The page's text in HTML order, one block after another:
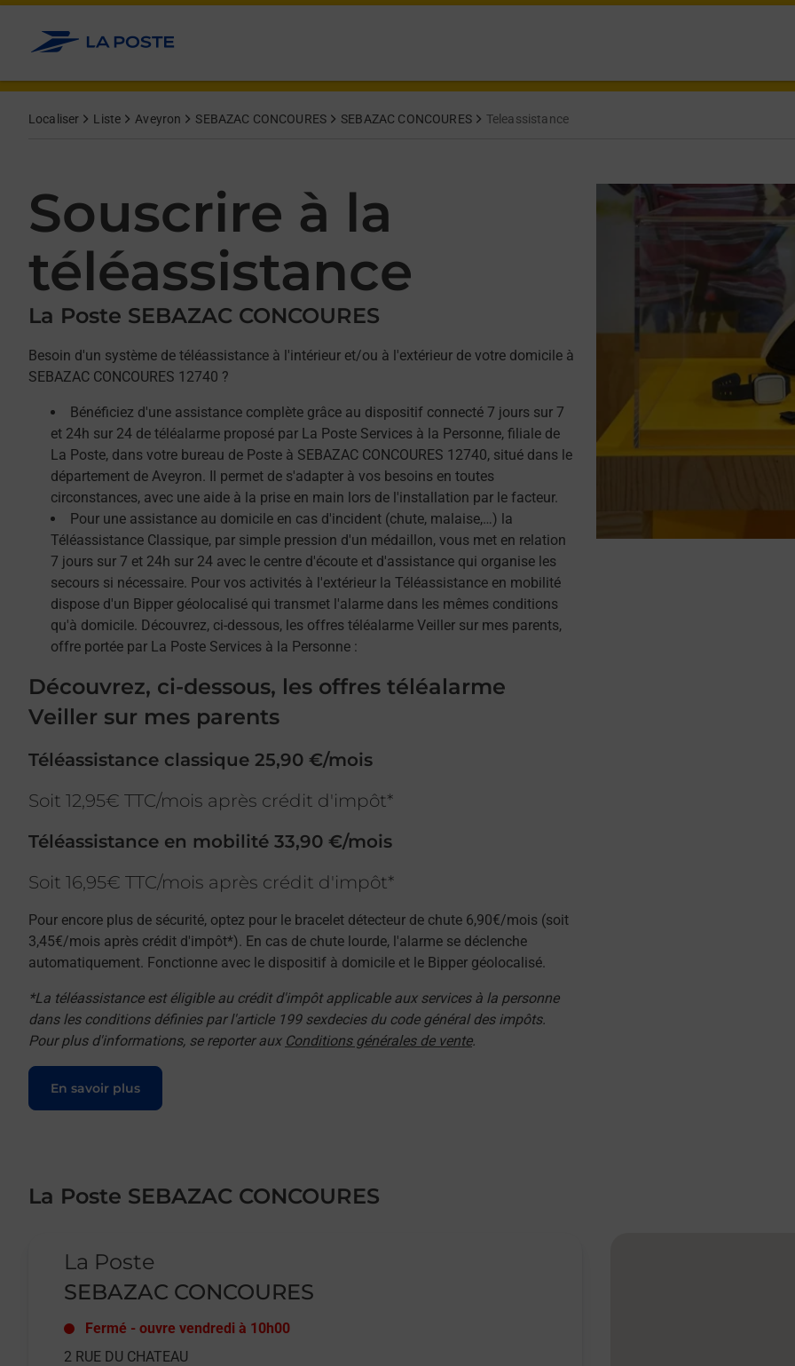
Allez au contenu
Localiser Liste Aveyron SEBAZAC CONCOURES SEBAZAC CONCOURES Teleassistance
Souscrire à la
téléassistance
La Poste SEBAZAC CONCOURES
Besoin d'un système de téléassistance à l'intérieur et/ou à l'extérieur de votre domicile à
SEBAZAC CONCOURES 12740 ?
Bénéficiez d'une assistance complète grâce au dispositif connecté 7 jours sur 7
et 24h sur 24 de téléalarme proposé par La Poste Services à la Personne, filiale de
La Poste, dans votre bureau de Poste à SEBAZAC CONCOURES 12740, situé dans le
département de Aveyron. Il permet de s'adapter à vos besoins en toutes
circonstances, avec une aide à la prise en main lors de l'installation par le facteur.
Pour une assistance au domicile en cas d'incident (chute, malaise,…) la
Téléassistance Classique, par simple pression d'un médaillon, vous met en relation
7 jours sur 7 et 24h sur 24 avec le centre d'écoute et d'assistance qui organise les
secours si nécessaire. Pour vos activités à l'extérieur la Téléassistance en mobilité
dispose d'un Bipper géolocalisé qui transmet l'alarme dans les mêmes conditions
qu'à domicile. Découvrez, ci-dessous, les offres téléalarme Veiller sur mes parents,
offre portée par La Poste Services à la Personne :
Découvrez, ci-dessous, les offres téléalarme
Veiller sur mes parents
Téléassistance classique 25,90 €/mois
Soit 12,95€ TTC/mois après crédit d'impôt*
Téléassistance en mobilité 33,90 €/mois
Soit 16,95€ TTC/mois après crédit d'impôt*
Pour encore plus de sécurité, optez pour le bracelet détecteur de chute 6,90€/mois (soit
3,45€/mois après crédit d'impôt*). En cas de chute lourde, l'alarme se déclenche
automatiquement. Fonctionne avec le dispositif à domicile et le Bipper géolocalisé.
*La téléassistance est éligible au crédit d'impôt applicable aux services à la personne
dans les conditions définies par l'article 199 sexdecies du code général des impôts.
Pour plus d'informations, se reporter aux Conditions générales de vente.
En savoir plus
Le lien s'ouvre dans un nouvel onglet
La Poste SEBAZAC CONCOURES
La Poste
SEBAZAC CONCOURES
Fermé - ouvre vendredi à 10h00
2 RUE DU CHATEAU
Afficher ou masquer la réponse
Afficher ou masquer la réponse
Afficher ou masquer la réponse